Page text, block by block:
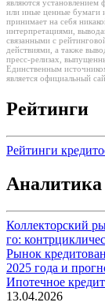
являются установлением
или иные ценные бумаги
принимает на себя
интерпретациями,
связанными с
действиями, а также
пресс-релизах,
Единственным
является официальный
Рейтинги
Рейтинги
Аналитика
Коллекторский
го:
Рынок
2025 года и
Ипотечное
13.04.2026